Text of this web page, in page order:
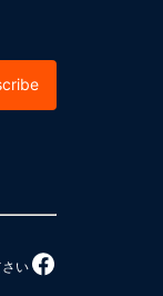
い